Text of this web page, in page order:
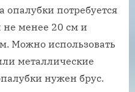
опалубки потребуется
менее 20 см и
Можно использовать
металлические
нужен брус.